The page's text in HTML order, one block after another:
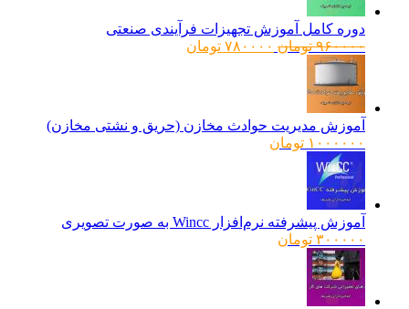
دوره کامل آموزش تجهیزات فرآیندی صنعتی
۹۶۰۰۰۰ تومانقیمت
۷۸۰۰۰۰ تومانقیمت
آموزش مدیریت حوادث مخازن (حریق و نشتی مخازن)
۱۰۰۰۰۰۰ تومان
آموزش پیشرفته نرم‌افزار Wincc به صورت تصویری
۳۰۰۰۰۰ تومان